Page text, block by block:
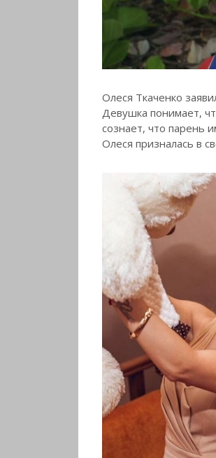
Олеся Ткаченко
Девушка понимает,
сознает, что парень
Олеся призналась в